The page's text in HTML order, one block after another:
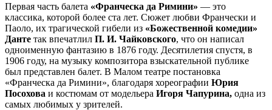
Первая часть балета «Франческа да Римини» — это
классика, которой более ста лет. Сюжет любви Франчески и
Паоло, их трагической гибели из «Божественной комедии»
Данте так впечатлил П. И. Чайковского, что он написал
одноименную фантазию в 1876 году. Десятилетия спустя, в
1906 году, на музыку композитора взыскательной публике
был представлен балет. В Малом театре постановка
«Франческа да Римини», благодаря хореографии Юрия
Посохова и костюмам от модельера Игоря Чапурина, одна из
самых любимых у зрителей.